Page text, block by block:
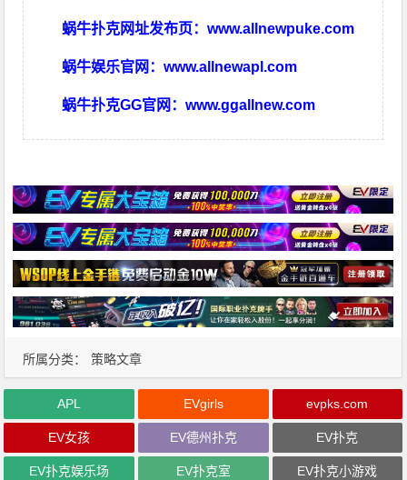
蜗牛扑克网址发布页：www.allnewpuke.com
蜗牛娱乐官网：www.allnewapl.com
蜗牛扑克GG官网：www.ggallnew.com
所属分类： 策略文章
APL EVgirls evpks.com
EV女孩 EV德州扑克 EV扑克
EV扑克娱乐场 EV扑克室 EV扑克小游戏